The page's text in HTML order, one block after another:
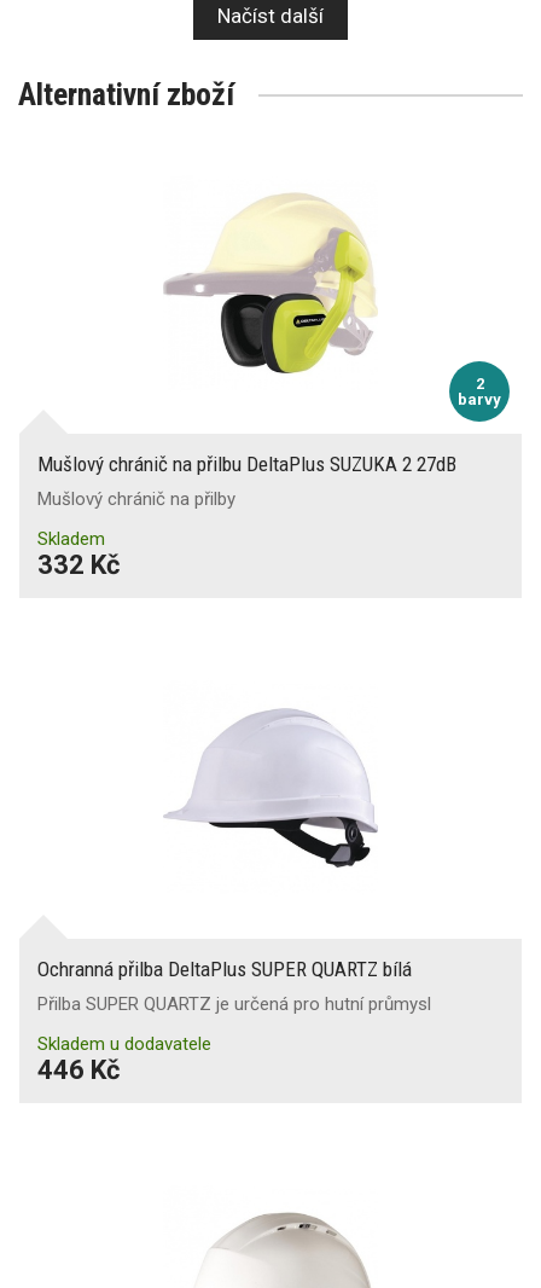
Načíst další
Alternativní zboží
2
barvy
Mušlový chránič na přilbu DeltaPlus SUZUKA 2 27dB
Mušlový chránič na přilby
Skladem
332 Kč
Ochranná přilba DeltaPlus SUPER QUARTZ bílá
Přilba SUPER QUARTZ je určená pro hutní průmysl
Skladem u dodavatele
446 Kč